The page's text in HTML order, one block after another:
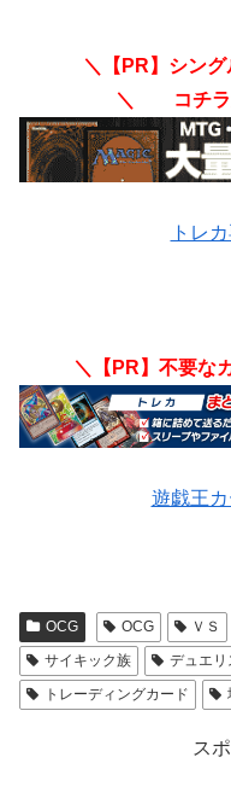
＼【PR】シン
＼ コチラ
トレ
＼【PR】不要な
遊戯王
OCG OCG ＶＳ
サイキック族
デュエリ
トレーディングカード
ス